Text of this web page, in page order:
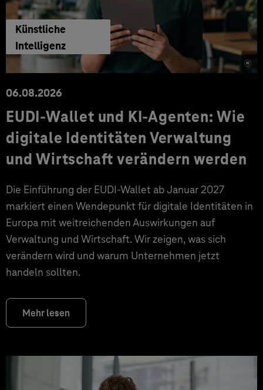
Künstliche
Intelligenz
06.08.2026
EUDI-Wallet und KI-Agenten: Wie
digitale Identitäten Verwaltung
und Wirtschaft verändern werden
Die Einführung der EUDI-Wallet ab Januar 2027
markiert einen Wendepunkt für digitale Identitäten in
Europa mit weitreichenden Auswirkungen auf
Verwaltung und Wirtschaft. Wir zeigen, was sich
verändern wird und warum Unternehmen jetzt
handeln sollten.
Mehr lesen